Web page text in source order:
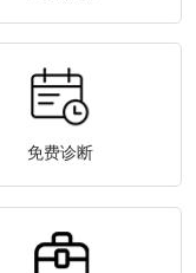
免费诊断